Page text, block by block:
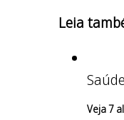
Leia
Saúde
Veja 7